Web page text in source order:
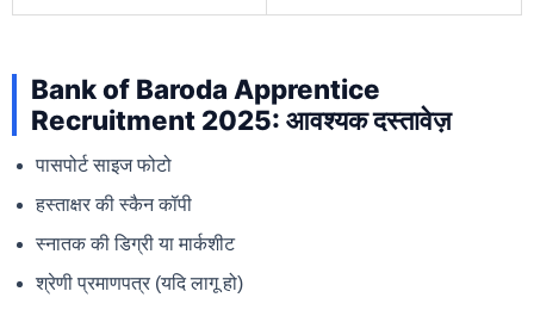
Bank of Baroda Apprentice
Recruitment 2025: आवश्यक दस्तावेज़
पासपोर्ट साइज फोटो
हस्ताक्षर की स्कैन कॉपी
स्नातक की डिग्री या मार्कशीट
श्रेणी प्रमाणपत्र (यदि लागू हो)